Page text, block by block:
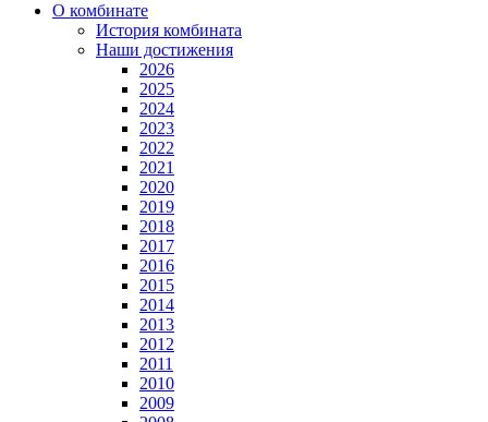
О комбинате
История комбината
Наши достижения
2026
2025
2024
2023
2022
2021
2020
2019
2018
2017
2016
2015
2014
2013
2012
2011
2010
2009